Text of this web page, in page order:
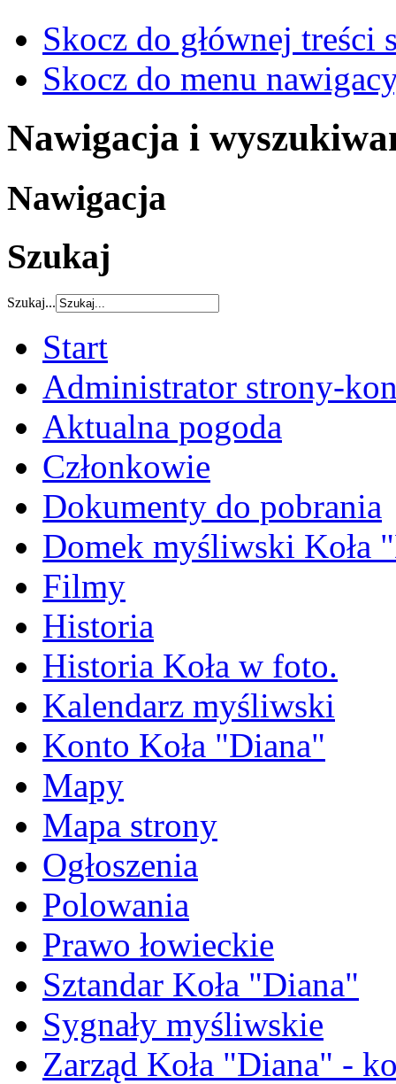
Skocz do głównej treści
Skocz do menu
Nawigacja i
Nawigacja
Szukaj
Szukaj...
Start
Administrator strony-
Aktualna pogoda
Członkowie
Dokumenty do pobrania
Domek myśliwski Koła
Filmy
Historia
Historia Koła w foto.
Kalendarz myśliwski
Konto Koła "Diana"
Mapy
Mapa strony
Ogłoszenia
Polowania
Prawo łowieckie
Sztandar Koła "Diana"
Sygnały myśliwskie
Zarząd Koła "Diana" -